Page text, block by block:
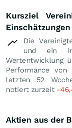
Kursziel
Einschätzungen
Die
und ein
Wertentwicklung
Performance von
letzten 52
notiert zurzeit -
Aktien aus der